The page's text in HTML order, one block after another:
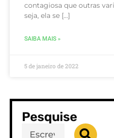
contagiosa que outras
seja, ela se […]
SAIBA MAIS »
5 de janeiro de 2022
Pesquise